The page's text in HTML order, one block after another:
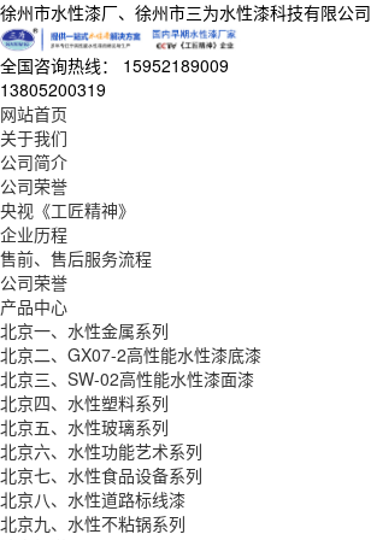
徐州市水性漆厂、徐州市三为水性漆科技有限公
全国咨询热线： 15952189009
13805200319
网站首页
关于我们
公司简介
公司荣誉
央视《工匠精神》
企业历程
售前、售后服务流程
公司荣誉
产品中心
北京一、水性金属系列
北京二、GX07-2高性能水性漆底漆
北京三、SW-02高性能水性漆面漆
北京四、水性塑料系列
北京五、水性玻璃系列
北京六、水性功能艺术系列
北京七、水性食品设备系列
北京八、水性道路标线漆
北京九、水性不粘锅系列